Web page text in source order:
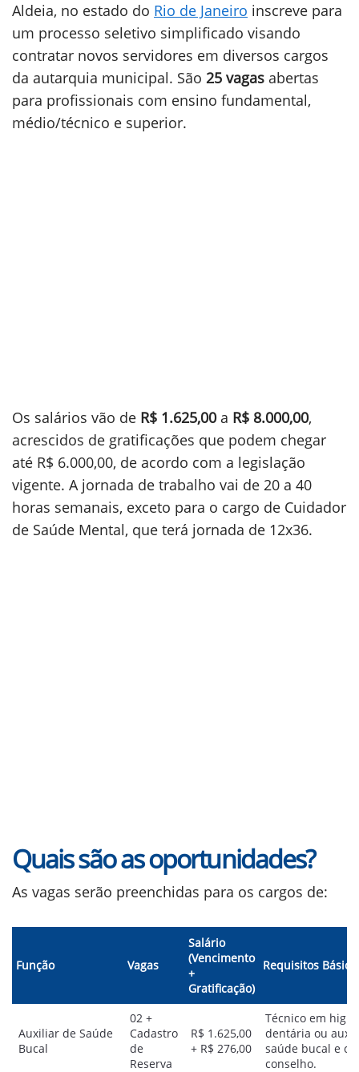
Aldeia, no estado do Rio de Janeiro inscreve para
um processo seletivo simplificado visando
contratar novos servidores em diversos cargos
da autarquia municipal. São 25 vagas abertas
para profissionais com ensino fundamental,
médio/técnico e superior.
Os salários vão de R$ 1.625,00a R$ 8.000,00,
acrescidos de gratificações que podem chegar
até R$ 6.000,00, de acordo com a legislação
vigente. A jornada de trabalho vai de 20 a 40
horas semanais, exceto para o cargo de Cuidador
de Saúde Mental, que terá jornada de 12x36.
Quais são as oportunidades?
As vagas serão preenchidas para os cargos de:
Função Vagas
Salário
(Vencimento
+
Gratificação)
Requisitos
Auxiliar de Saúde
Bucal
02 +
Cadastro
de
Reserva
R$ 1.625,00
+ R$ 276,00
Técnico em
dentária ou
saúde bucal e
conselho.